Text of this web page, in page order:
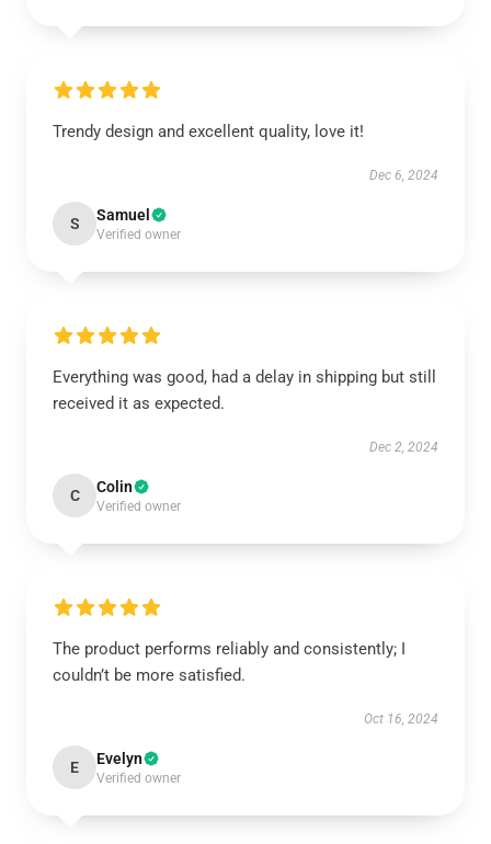
Trendy design and excellent quality, love it!
Dec 6, 2024
S Samuel
Verified owner
Everything was good, had a delay in shipping but still
received it as expected.
Dec 2, 2024
C Colin
Verified owner
The product performs reliably and consistently; I
couldn’t be more satisfied.
Oct 16, 2024
E Evelyn
Verified owner